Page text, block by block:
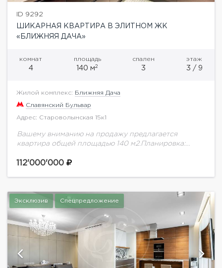
ID 9292
ШИКАРНАЯ КВАРТИРА В ЭЛИТНОМ ЖК
«БЛИЖНЯЯ ДАЧА»
комнат
4
площадь
140 м2
спален
3
этаж
3 / 9
Жилой комплекс: Ближняя Дача
Славянский Бульвар
Адрес: Староволынская 15к1
Вашему вниманию на продажу предлагается
квартира общей площадью 140 м2.Планировка:
гардеробной комнатой и ванной, детская спальня и
112'000'000
Эксклюзив Спецпредложение